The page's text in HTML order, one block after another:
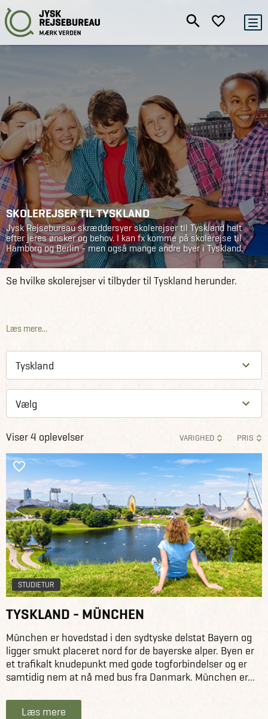
SKOLEREJSER TIL TYSKLAND
Jysk Rejsebureau skræddersyer skolerejser til Tyskland helt
efter jeres ønsker og behov. I kan fx komme på skolerejse til
Hamborg og Berlin - men også mange andre byer i Tyskland.
Se hvilke skolerejser vi tilbyder til Tyskland herunder.
Læs mere...
VARIGHED PRIS
Viser 4 oplevelser
STUDIETUR
TYSKLAND - MÜNCHEN
München er hovedstad i den sydtyske delstat Bayern og
ligger smukt placeret nord for de bayerske alper. Byen er
et trafikalt knudepunkt med gode togforbindelser og er
samtidig nem at nå med bus fra Danmark. München er...
Læs mere